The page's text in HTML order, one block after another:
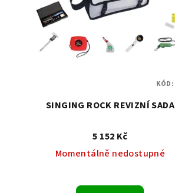
SINGING ROCK REVIZNÍ SADA
5 152 Kč
Momentálně nedostupné
KÓD: